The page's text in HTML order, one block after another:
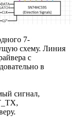
7-
схему. Линия
с
в
сигнал,